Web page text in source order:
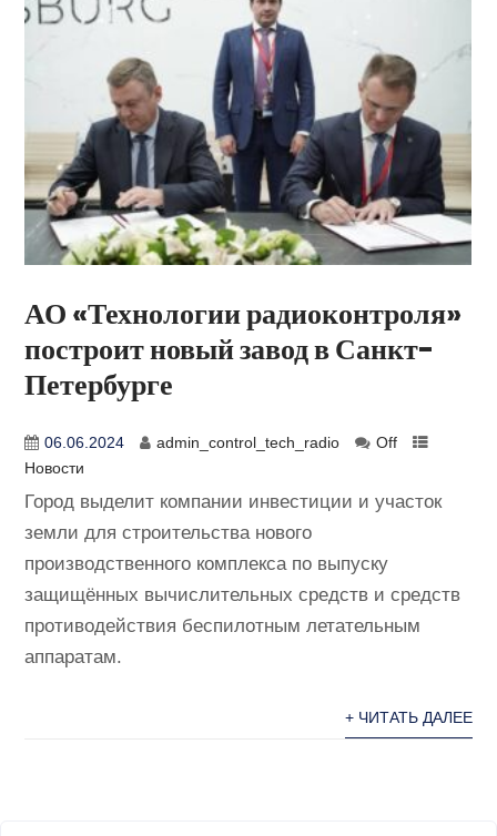
АО «Технологии радиоконтроля»
построит новый завод в Санкт-
Петербурге
06.06.2024 admin_control_tech_radio
Off
Новости
Город выделит компании инвестиции и участок
земли для строительства нового
производственного комплекса по выпуску
защищённых вычислительных средств и средств
противодействия беспилотным летательным
аппаратам.
+ ЧИТАТЬ ДАЛЕЕ